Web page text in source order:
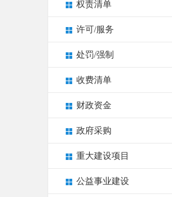
权责清单
许可/服务
处罚/强制
收费清单
财政资金
政府采购
重大建设项目
公益事业建设